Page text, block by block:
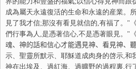
成為屬天永遠復活的生命和永遠的産業。
見了我才信;那沒有看見就信的,有福了。"
們行事為人,是憑著信心,不是憑著眼見。"
魂、神的話和信心才能遇見神、看見神、
示、聖靈所默示、耶穌道成肉身的啓示,和
神在出埃及、過紅海、過曠野的過程裏,行